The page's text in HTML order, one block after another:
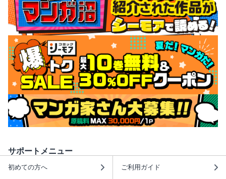
サポートメニュー
初めての方へ ご利用ガイド